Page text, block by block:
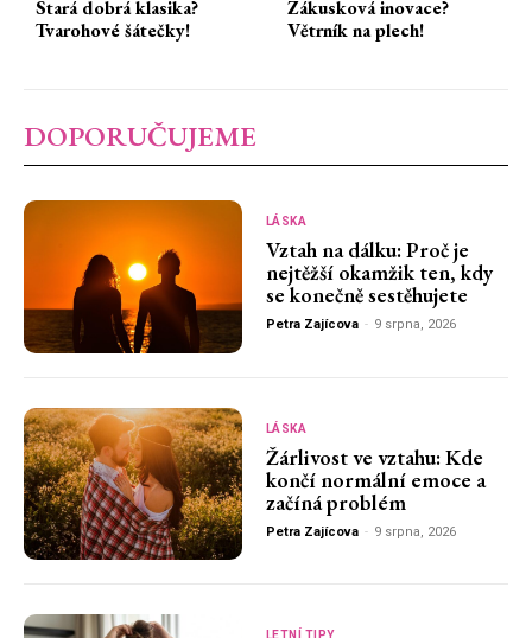
Stará dobrá klasika?
Tvarohové šátečky!
Zákusková inovace?
Větrník na plech!
DOPORUČUJEME
LÁSKA
Vztah na dálku: Proč je
nejtěžší okamžik ten, kdy
se konečně sestěhujete
Petra Zajícova - 9 srpna, 2026
LÁSKA
Žárlivost ve vztahu: Kde
končí normální emoce a
začíná problém
Petra Zajícova - 9 srpna, 2026